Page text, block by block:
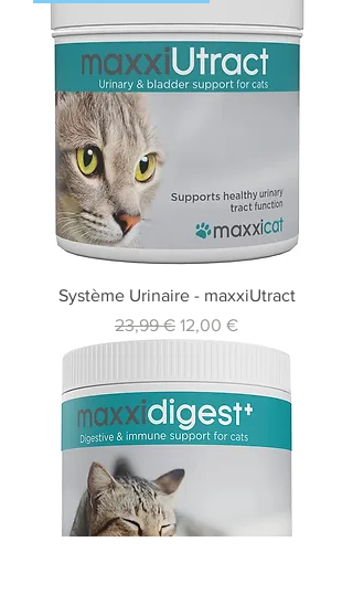
Système Urinaire - maxxiUtract
Standardpreis
23,99 € Sale-Preis
12,00 €